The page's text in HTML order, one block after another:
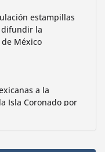
estampillas
difundir la
México
a la
Isla Coronado por